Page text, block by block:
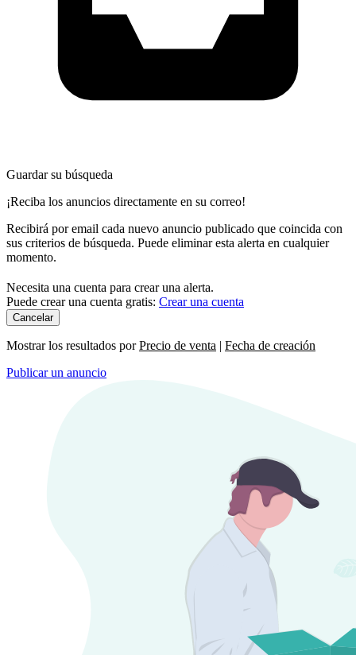
Guardar su búsqueda
¡Reciba los anuncios directamente en su correo!
Recibirá por email cada nuevo anuncio publicado que coincida con
sus criterios de búsqueda. Puede eliminar esta alerta en cualquier
momento.
Necesita una cuenta para crear una alerta.
Puede crear una cuenta gratis: Crear una cuenta
Cancelar
Mostrar los resultados porPrecio de venta | Fecha de creación
Publicar un anuncio